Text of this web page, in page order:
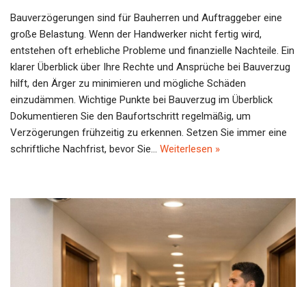
Bauverzögerungen sind für Bauherren und Auftraggeber eine
große Belastung. Wenn der Handwerker nicht fertig wird,
entstehen oft erhebliche Probleme und finanzielle Nachteile. Ein
klarer Überblick über Ihre Rechte und Ansprüche bei Bauverzug
hilft, den Ärger zu minimieren und mögliche Schäden
einzudämmen. Wichtige Punkte bei Bauverzug im Überblick
Dokumentieren Sie den Baufortschritt regelmäßig, um
Verzögerungen frühzeitig zu erkennen. Setzen Sie immer eine
schriftliche Nachfrist, bevor Sie… Weiterlesen »